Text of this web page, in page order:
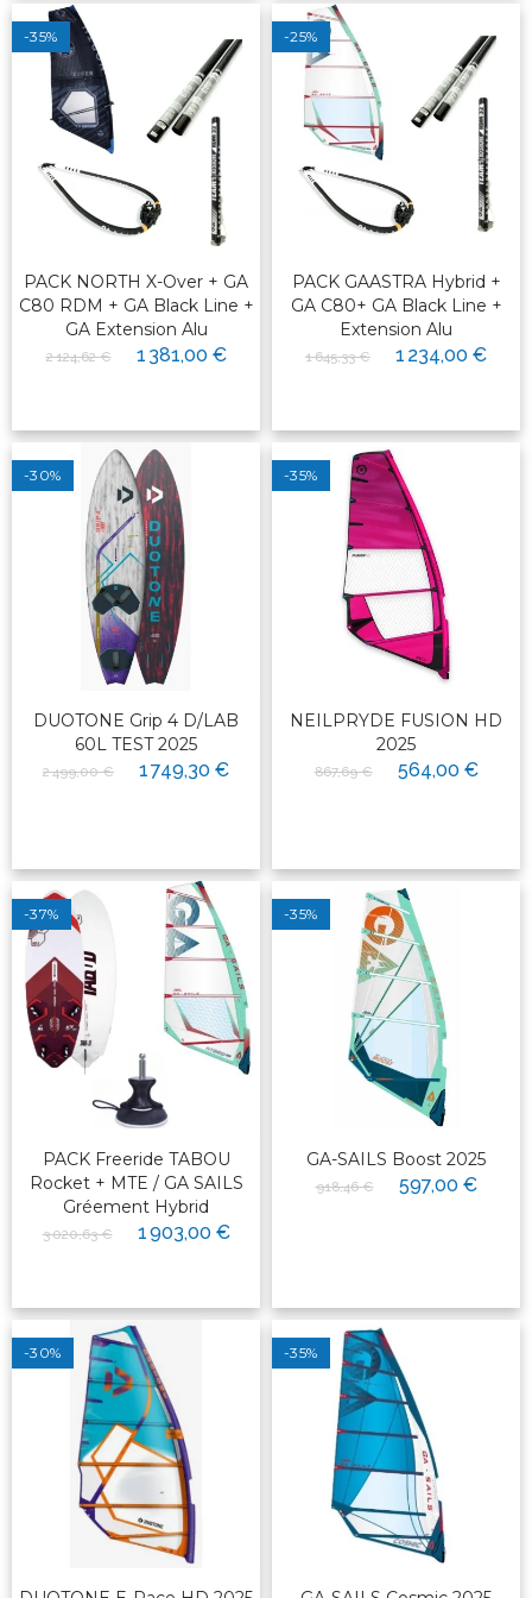
-35%
PACK NORTH X-Over + GA
C80 RDM + GA Black Line +
GA Extension Alu
2 124,62 € 1 381,00 €
-25%
PACK GAASTRA Hybrid +
GA C80+ GA Black Line +
Extension Alu
1 645,33 € 1 234,00 €
-30%
DUOTONE Grip 4 D/LAB
60L TEST 2025
2 499,00 € 1 749,30 €
-35%
NEILPRYDE FUSION HD
2025
867,69 € 564,00 €
-37%
PACK Freeride TABOU
Rocket + MTE / GA SAILS
Gréement Hybrid
3 020,63 € 1 903,00 €
-35%
GA-SAILS Boost 2025
918,46 € 597,00 €
-30% -35%